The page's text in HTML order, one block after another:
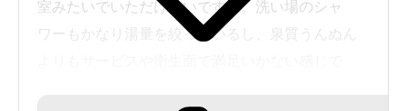
室みたいでいただけないですね。洗い場のシャ
ワーもかなり湯量を絞っているし、泉質うんぬん